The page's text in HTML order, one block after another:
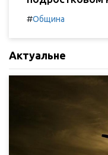
#Община
Актуальне